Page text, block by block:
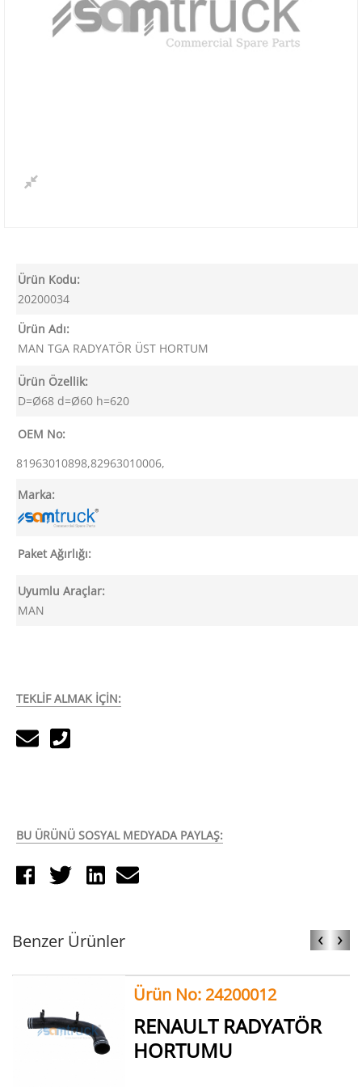
Ürün Kodu:
20200034
Ürün Adı:
MAN TGA RADYATÖR ÜST HORTUM
Ürün Özellik:
D=Ø68 d=Ø60 h=620
OEM No:
81963010898,82963010006,
Marka:
Paket Ağırlığı:
Uyumlu Araçlar:
MAN
TEKLİF ALMAK İÇİN:
BU ÜRÜNÜ SOSYAL MEDYADA PAYLAŞ:
Benzer Ürünler ‹ ›
Ürün No: 24200012
RENAULT RADYATÖR
HORTUMU